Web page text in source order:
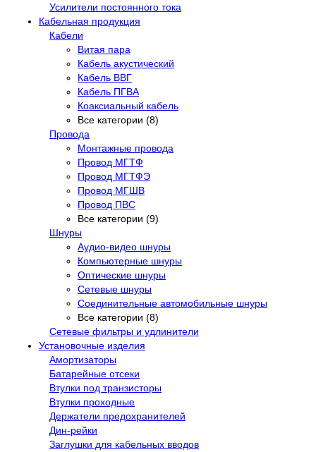
Усилители постоянного тока
Кабельная продукция
Кабели
Витая пара
Кабель акустический
Кабель ВВГ
Кабель ПГВА
Коаксиальный кабель
Все категории (8)
Провода
Монтажные провода
Провод МГТФ
Провод МГТФЭ
Провод МГШВ
Провод ПВС
Все категории (9)
Шнуры
Аудио-видео шнуры
Компьютерные шнуры
Оптические шнуры
Сетевые шнуры
Соединительные автомобильные шнуры
Все категории (8)
Сетевые фильтры и удлинители
Установочные изделия
Амортизаторы
Батарейные отсеки
Втулки под транзисторы
Втулки проходные
Держатели предохранителей
Дин-рейки
Заглушки для кабельных вводов